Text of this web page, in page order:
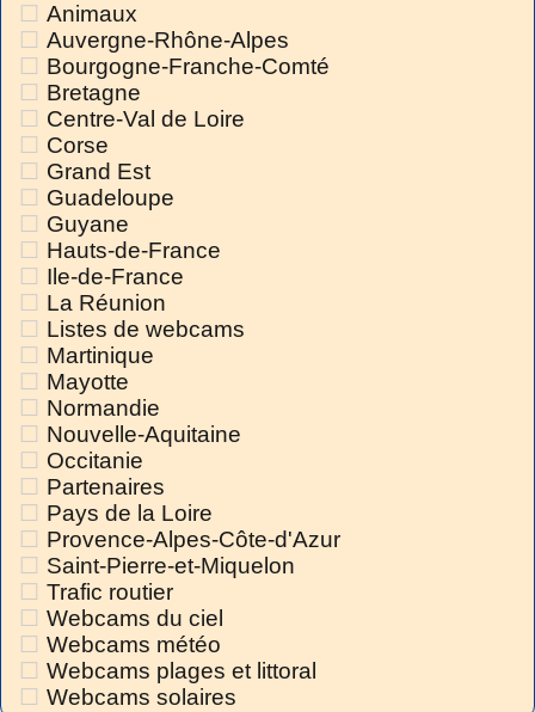
Animaux
Auvergne-Rhône-Alpes
Bourgogne-Franche-Comté
Bretagne
Centre-Val de Loire
Corse
Grand Est
Guadeloupe
Guyane
Hauts-de-France
Ile-de-France
La Réunion
Listes de webcams
Martinique
Mayotte
Normandie
Nouvelle-Aquitaine
Occitanie
Partenaires
Pays de la Loire
Provence-Alpes-Côte-d'Azur
Saint-Pierre-et-Miquelon
Trafic routier
Webcams du ciel
Webcams météo
Webcams plages et littoral
Webcams solaires